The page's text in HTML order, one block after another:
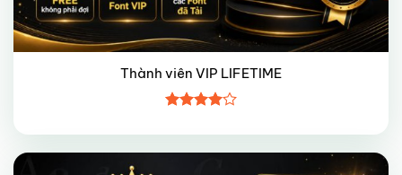
Thành viên VIP LIFETIME
xếp hạng
45 sao
Giảm giá!